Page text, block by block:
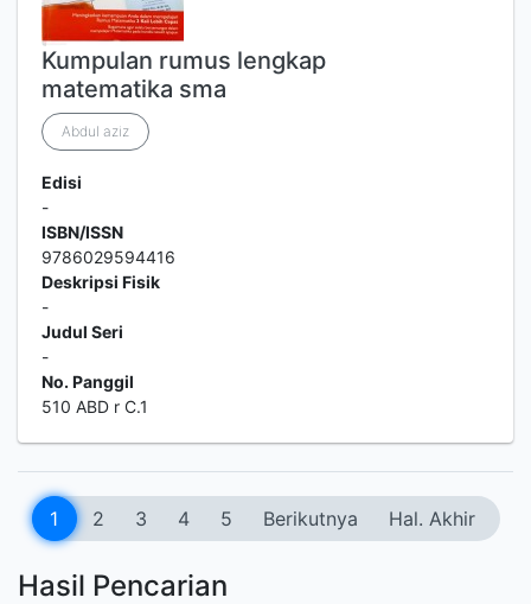
Kumpulan rumus lengkap
matematika sma
Abdul aziz
Edisi
-
ISBN/ISSN
9786029594416
Deskripsi Fisik
-
Judul Seri
-
No. Panggil
510 ABD r C.1
1 2 3 4 5 Berikutnya Hal. Akhir
Hasil Pencarian